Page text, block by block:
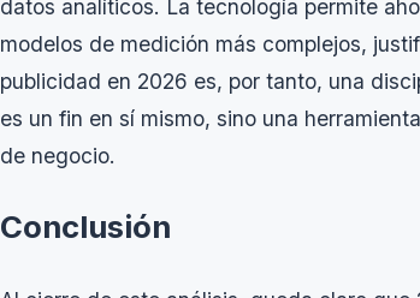
datos analíticos. La tecnología permite
modelos de medición más complejos,
publicidad en 2026 es, por tanto, una
es un fin en sí mismo, sino una
de negocio.
Conclusión